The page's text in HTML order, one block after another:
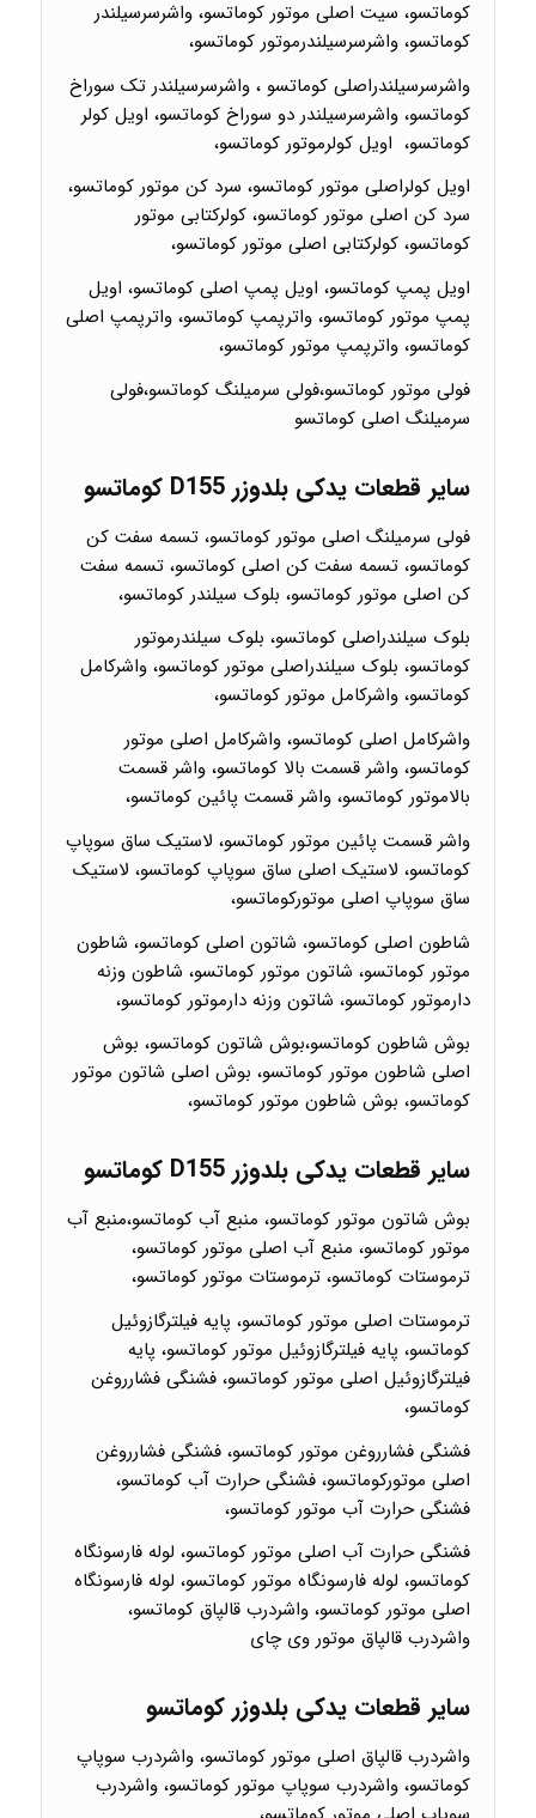
کوماتسو، سیت اصلی موتور کوماتسو، واشرسرسیلندر
کوماتسو، واشرسرسیلندرموتور کوماتسو،
واشرسرسیلندراصلی کوماتسو ، واشرسرسیلندر تک سوراخ
کوماتسو، واشرسرسیلندر دو سوراخ کوماتسو، اویل کولر
کوماتسو، اویل کولرموتور کوماتسو،
اویل کولراصلی موتور کوماتسو، سرد کن موتور کوماتسو،
سرد کن اصلی موتور کوماتسو، کولرکتابی موتور
کوماتسو، کولرکتابی اصلی موتور کوماتسو،
اویل پمپ کوماتسو، اویل پمپ اصلی کوماتسو، اویل
پمپ موتور کوماتسو، واترپمپ کوماتسو، واترپمپ اصلی
کوماتسو، واترپمپ موتور کوماتسو،
فولی موتور کوماتسو،فولی سرمیلنگ کوماتسو،فولی
سرمیلنگ اصلی کوماتسو
سایر قطعات یدکی بلدوزر D155 کوماتسو
فولی سرمیلنگ اصلی موتور کوماتسو، تسمه سفت کن
کوماتسو، تسمه سفت کن اصلی کوماتسو، تسمه سفت
کن اصلی موتور کوماتسو، بلوک سیلندر کوماتسو،
بلوک سیلندراصلی کوماتسو، بلوک سیلندرموتور
کوماتسو، بلوک سیلندراصلی موتور کوماتسو، واشرکامل
کوماتسو، واشرکامل موتور کوماتسو،
واشرکامل اصلی کوماتسو، واشرکامل اصلی موتور
کوماتسو، واشر قسمت بالا کوماتسو، واشر قسمت
بالاموتور کوماتسو، واشر قسمت پائین کوماتسو،
واشر قسمت پائین موتور کوماتسو، لاستیک ساق سوپاپ
کوماتسو، لاستیک اصلی ساق سوپاپ کوماتسو، لاستیک
ساق سوپاپ اصلی موتورکوماتسو،
شاطون اصلی کوماتسو، شاتون اصلی کوماتسو، شاطون
موتور کوماتسو، شاتون موتور کوماتسو، شاطون وزنه
دارموتور کوماتسو، شاتون وزنه دارموتور کوماتسو،
بوش شاطون کوماتسو،بوش شاتون کوماتسو، بوش
اصلی شاطون موتور کوماتسو، بوش اصلی شاتون موتور
کوماتسو، بوش شاطون موتور کوماتسو،
سایر قطعات یدکی بلدوزر D155 کوماتسو
بوش شاتون موتور کوماتسو، منبع آب کوماتسو،منبع آب
موتور کوماتسو، منبع آب اصلی موتور کوماتسو،
ترموستات کوماتسو، ترموستات موتور کوماتسو،
ترموستات اصلی موتور کوماتسو، پایه فیلترگازوئیل
کوماتسو، پایه فیلترگازوئیل موتور کوماتسو، پایه
فیلترگازوئیل اصلی موتور کوماتسو، فشنگی فشارروغن
کوماتسو،
فشنگی فشارروغن موتور کوماتسو، فشنگی فشارروغن
اصلی موتورکوماتسو، فشنگی حرارت آب کوماتسو،
فشنگی حرارت آب موتور کوماتسو،
فشنگی حرارت آب اصلی موتور کوماتسو، لوله فارسونگاه
کوماتسو، لوله فارسونگاه موتور کوماتسو، لوله فارسونگاه
اصلی موتور کوماتسو، واشردرب قالپاق کوماتسو،
واشردرب قالپاق موتور وی چای
سایر قطعات یدکی بلدوزر کوماتسو
واشردرب قالپاق اصلی موتور کوماتسو، واشردرب سوپاپ
کوماتسو، واشردرب سوپاپ موتور کوماتسو، واشردرب